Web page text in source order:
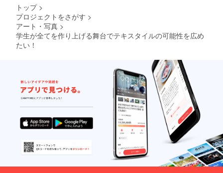
トップ >
プロジェクトをさがす >
アート・写真 >
学生が全てを作り上げる舞台でテキスタイルの可能性を広め
たい！